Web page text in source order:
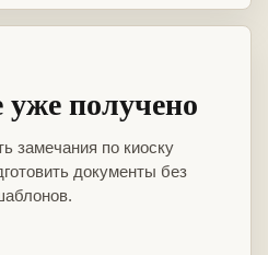
получено
замечания по киоску
документы без